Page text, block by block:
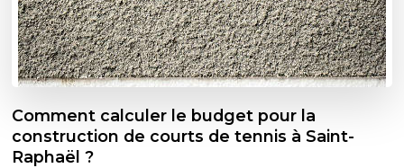
Comment calculer le budget pour la
construction de courts de tennis à Saint-
Raphaël ?